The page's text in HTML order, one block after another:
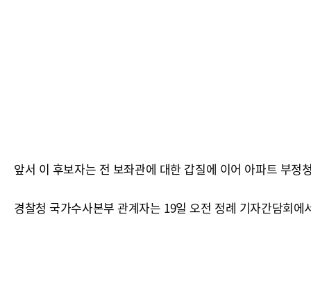
앞서 이 후보자는 전 보좌관에 대한 갑질에 이어 아파트 부정
경찰청 국가수사본부 관계자는 19일 오전 정례 기자간담회